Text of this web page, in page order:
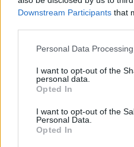
Downstream Participants that
Please note that this website/
not limited to your visit or
grant or deny consent to
use your data for below
consent section.
Personal Data
I want to opt-out of the
personal data.
Opted In
I want to opt-out of the
Personal Data.
Opted In
ASV uzņēmumi bažījas
kas viņus satrauc?